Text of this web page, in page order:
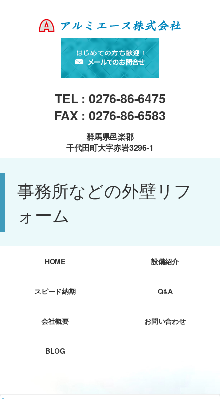
TEL : 0276-86-6475
FAX : 0276-86-6583
群馬県邑楽郡
千代田町大字赤岩3296-1
事務所などの外壁リフ
ォーム
HOME 設備紹介
スピード納期 Q&A
会社概要 お問い合わせ
BLOG